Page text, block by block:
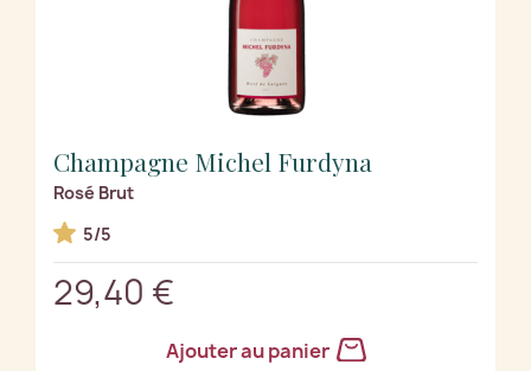
Champagne Michel Furdyna
Rosé Brut
5/5
29,40 €
Ajouter au panier